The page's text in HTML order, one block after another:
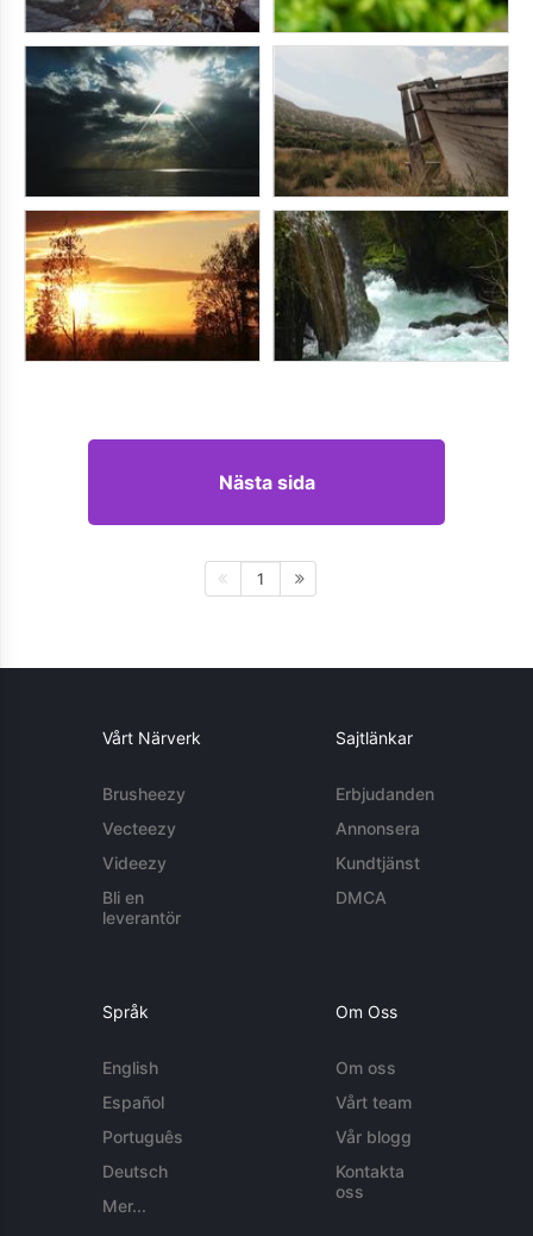
Nästa sida
1
Vårt Närverk
Brusheezy
Vecteezy
Videezy
Bli en
leverantör
Sajtlänkar
Erbjudanden
Annonsera
Kundtjänst
DMCA
Språk
English
Español
Português
Deutsch
Mer...
Om Oss
Om oss
Vårt team
Vår blogg
Kontakta
oss